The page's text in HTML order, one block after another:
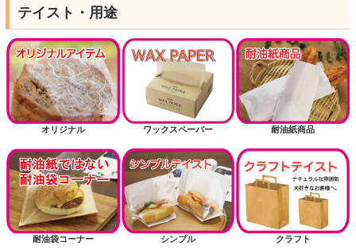
テイスト・用途
オリジナル ワックスペーパー 耐油紙商品
耐油袋コーナー シンプル クラフト